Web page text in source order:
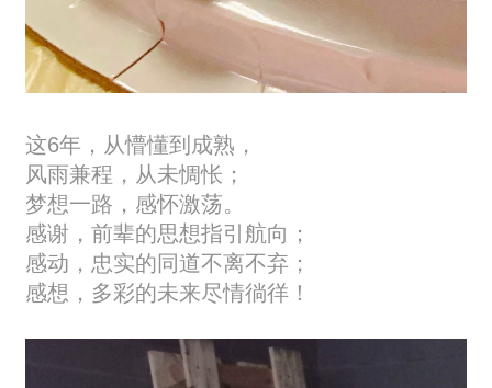
这6年，从懵懂到成熟，
风雨兼程，从未惆怅；
梦想一路，感怀激荡。
感谢，前辈的思想指引航向；
感动，忠实的同道不离不弃；
感想，多彩的未来尽情徜徉！